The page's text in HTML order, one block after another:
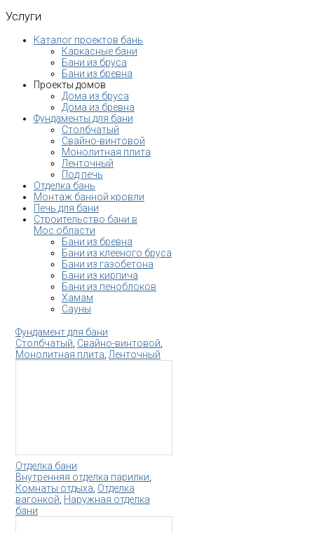
Услуги
Каталог проектов бань
Каркасные бани
Бани из бруса
Бани из бревна
Проекты домов
Дома из бруса
Дома из бревна
Фундаменты для бани
Столбчатый
Свайно-винтовой
Монолитная плита
Ленточный
Под печь
Отделка бань
Монтаж банной кровли
Печь для бани
Строительство бани в
Мос.области
Бани из бревна
Бани из клееного бруса
Бани из газобетона
Бани из кирпича
Бани из пеноблоков
Хамам
Сауны
Фундамент для бани
Столбчатый Свайно-винтовой
Монолитная плита Ленточный
Отделка бани
Внутренняя отделка парилки
Комнаты отдыха Отделка
вагонкой Наружная отделка
бани